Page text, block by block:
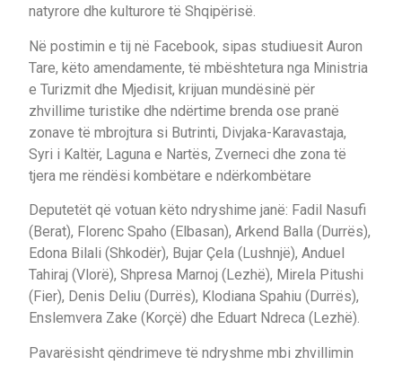
natyrore dhe kulturore të Shqipërisë.
Në postimin e tij në Facebook, sipas studiuesit Auron
Tare, këto amendamente, të mbështetura nga Ministria
e Turizmit dhe Mjedisit, krijuan mundësinë për
zhvillime turistike dhe ndërtime brenda ose pranë
zonave të mbrojtura si Butrinti, Divjaka-Karavastaja,
Syri i Kaltër, Laguna e Nartës, Zverneci dhe zona të
tjera me rëndësi kombëtare e ndërkombëtare
Deputetët që votuan këto ndryshime janë: Fadil Nasufi
(Berat), Florenc Spaho (Elbasan), Arkend Balla (Durrës),
Edona Bilali (Shkodër), Bujar Çela (Lushnjë), Anduel
Tahiraj (Vlorë), Shpresa Marnoj (Lezhë), Mirela Pitushi
(Fier), Denis Deliu (Durrës), Klodiana Spahiu (Durrës),
Enslemvera Zake (Korçë) dhe Eduart Ndreca (Lezhë).
Pavarësisht qëndrimeve të ndryshme mbi zhvillimin